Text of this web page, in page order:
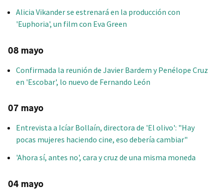
Alicia Vikander se estrenará en la producción con
'Euphoria', un film con Eva Green
08 mayo
Confirmada la reunión de Javier Bardem y Penélope Cruz
en 'Escobar', lo nuevo de Fernando León
07 mayo
Entrevista a Icíar Bollaín, directora de 'El olivo': "Hay
pocas mujeres haciendo cine, eso debería cambiar"
'Ahora sí, antes no', cara y cruz de una misma moneda
04 mayo